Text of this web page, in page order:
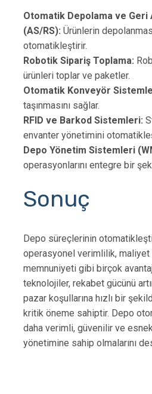
Otomatik Depolama ve
(AS/RS): Ürünlerin
otomatikleştirir.
Robotik Sipariş Toplama:
ürünleri toplar ve paketler.
Otomatik Konveyör
taşınmasını sağlar.
RFID ve Barkod Sistemleri:
envanter yönetimini
Depo Yönetim Sistemleri
operasyonlarını entegre bir
Sonuç
Depo süreçlerinin
operasyonel verimlilik,
memnuniyeti gibi birçok
teknolojiler, rekabet gücünü
pazar koşullarına hızlı bir
kritik öneme sahiptir. Depo
daha verimli, güvenilir ve
yönetimine sahip olmalarını